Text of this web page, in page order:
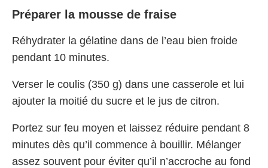
Préparer la mousse de fraise
Réhydrater la gélatine dans de l’eau bien froide
pendant 10 minutes.
Verser le coulis (350 g) dans une casserole et lui
ajouter la moitié du sucre et le jus de citron.
Portez sur feu moyen et laissez réduire pendant 8
minutes dès qu’il commence à bouillir. Mélanger
assez souvent pour éviter qu’il n’accroche au fond